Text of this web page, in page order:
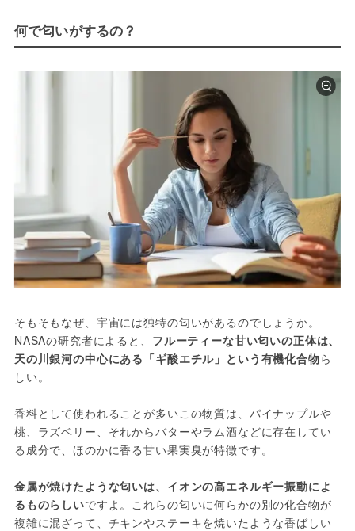
何で匂いがするの？
そもそもなぜ、宇宙には独特の匂いがあるのでしょうか。
NASAの研究者によると、 フルーティーな甘い匂いの正体は、
天の川銀河の中心にある「ギ酸エチル」という有機化合物ら
しい。
香料として使われることが多いこの物質は、パイナップルや
桃、ラズベリー、それからバターやラム酒などに存在してい
る成分で、ほのかに香る甘い果実臭が特徴です。
金属が焼けたような匂いは、イオンの高エネルギー振動によ
るものらしいですよ。これらの匂いに何らかの別の化合物が
複雑に混ざって、チキンやステーキを焼いたような香ばしい